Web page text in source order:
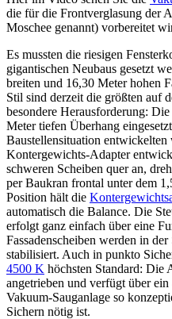
die für die Frontverglasung der
Moschee genannt) vorbereitet
Es mussten die riesigen
gigantischen Neubaus gesetzt
breiten und 16,30 Meter hohen
Stil sind derzeit die größten auf
besondere Herausforderung:
Meter tiefen Überhang
Baustellensituation
Kontergewichts-Adapter
schweren Scheiben quer an,
per Baukran frontal unter dem
Position hält die
automatisch die Balance. Die
erfolgt ganz einfach über eine
Fassadenscheiben werden in
stabilisiert. Auch in punkto
4500 K höchsten Standard: Die
angetrieben und verfügt über
Vakuum-Sauganlage so
Sichern nötig ist.